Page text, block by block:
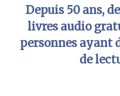
Depuis 50 ans,
livres audio
personnes ayant
de